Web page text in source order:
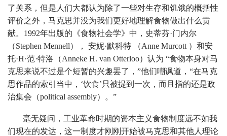
了关系，但是人们大都认为除了一些对生存和饥饿的概括性
评价之外，马克思并没为我们更好地理解食物做出什么贡
献。1992年出版的《食物社会学》中，史蒂芬·门内尔
（Stephen Mennell）， 安妮·默科特 （Anne Murcott ）和安
托·H·范·特洛（Anneke H. van Otterloo）认为 “食物本身对马
克思来说不过是个短暂的兴趣罢了，”他们嘲讽道，“在马克
思作品的索引当中，‘饮食’只被提到一次，而且指的还是政
治集会（political assembly）。”
毫无疑问，工业革命时期的资本主义食物制度远不如我
们现在的发达，这一制度才刚刚开始被马克思和其他人理论